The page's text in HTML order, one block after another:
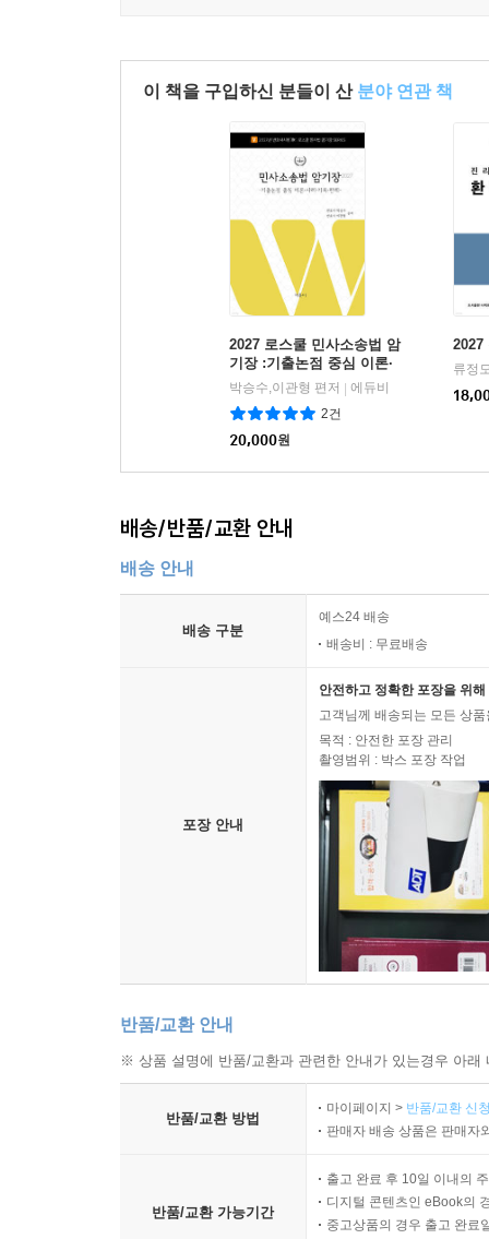
이 책을 구입하신 분들이 산 분야 연관 책
2027 로스쿨 민사소송법 암
기장 :기출논점 중심 이론·
사례·기록·판례
박승수,이관형 편저
에듀비
2건
20,000원
2027
류정
배송/반품/교환 안내
배송 안내
배송 구분
예스24 배송
배송비 : 무료배송
포장 안내
안전하고 정확한 포장을 위
고객님께 배송되는 모든 상
목적 : 안전한 포장 관리
촬영범위 : 박스 포장 작업
반품/교환 안내
※ 상품 설명에 반품/교환과 관련한 안내가 있는경우 아
반품/교환 방법
마이페이지 > 반품/교환 신
판매자 배송 상품은 판매자
반품/교환 가능기간
출고 완료 후 10일 이내의
디지털 콘텐츠인 eBook의
중고상품의 경우 출고 완료